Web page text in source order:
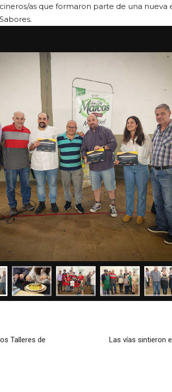
as que formaron parte de una nueva
Talleres de
Las vías sintieron